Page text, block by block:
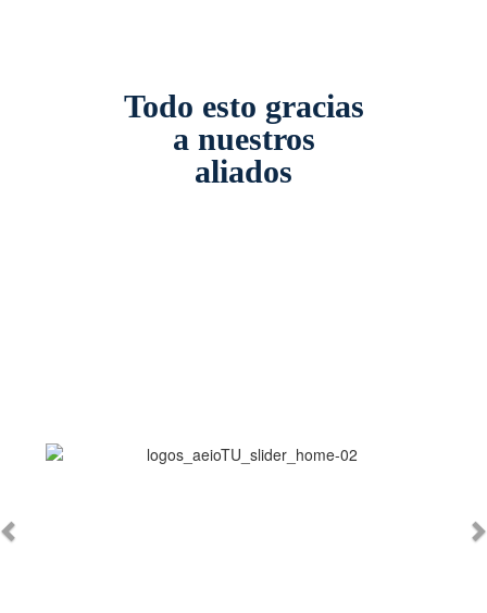
Todo esto gracias
a nuestros
aliados
Anterior